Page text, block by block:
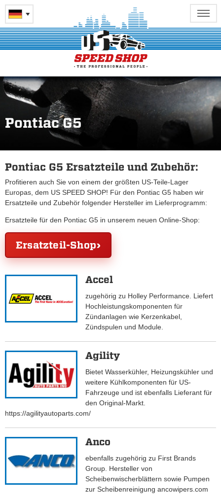
Pontiac G5
Pontiac G5 Ersatzteile und Zubehör:
Profitieren auch Sie von einem der größten US-Teile-Lager
Europas, dem US SPEED SHOP! Für den Pontiac G5 haben wir
Ersatzteile und Zubehör folgender Hersteller im Lieferprogramm:
Ersatzteile für den Pontiac G5 in unserem neuen Online-Shop:
Ersatzteil-Shop
Accel
zugehörig zu Holley Performance. Liefert
Hochleistungskomponenten für
Zündanlagen wie Kerzenkabel,
Zündspulen und Module.
Agility
Bietet Wasserkühler, Heizungskühler und
weitere Kühlkomponenten für US-
Fahrzeuge und ist ebenfalls Lieferant für
den Original-Markt.
https://agilityautoparts.com/
Anco
ebenfalls zugehörig zu First Brands
Group. Hersteller von
Scheibenwischerblättern sowie Pumpen
zur Scheibenreinigung ancowipers.com